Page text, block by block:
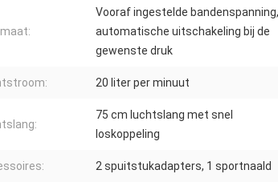
Vooraf ingestelde bandenspanning,
automatische uitschakeling bij de
gewenste druk
20 liter per minuut
75 cm luchtslang met snel
loskoppeling
2 spuitstukadapters, 1 sportnaald